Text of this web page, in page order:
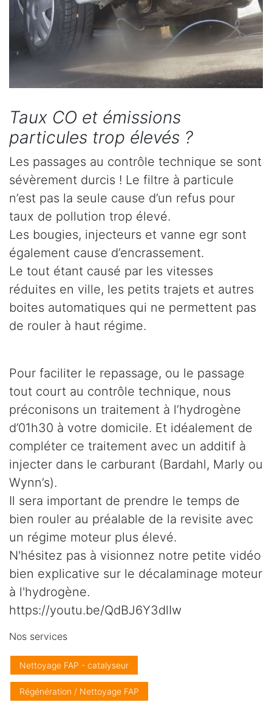
Taux CO et émissions
particules trop élevés ?
Les passages au contrôle technique se sont
sévèrement durcis ! Le filtre à particule
n’est pas la seule cause d’un refus pour
taux de pollution trop élevé.
Les bougies, injecteurs et vanne egr sont
également cause d’encrassement.
Le tout étant causé par les vitesses
réduites en ville, les petits trajets et autres
boites automatiques qui ne permettent pas
de rouler à haut régime.
Pour faciliter le repassage, ou le passage
tout court au contrôle technique, nous
préconisons un traitement à l’hydrogène
d’01h30 à votre domicile. Et idéalement de
compléter ce traitement avec un additif à
injecter dans le carburant (Bardahl, Marly ou
Wynn’s).
Il sera important de prendre le temps de
bien rouler au préalable de la revisite avec
un régime moteur plus élevé.
N'hésitez pas à visionnez notre petite vidéo
bien explicative sur le décalaminage moteur
à l'hydrogène.
https://youtu.be/QdBJ6Y3dlIw
Nos services
Nettoyage FAP - catalyseur
Régénération / Nettoyage FAP